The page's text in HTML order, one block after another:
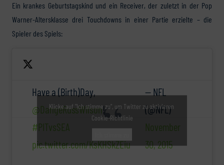
Ein krankes Geburtstagskind und ein Receiver, der zuletzt in der Pop
Warner-Altersklasse drei Touchdowns in einer Partie erzielte – die
Spieler des Spiels:
Have a (Birth)Day,
@DangeRussWilson!
#PITvsSEA
pic.twitter.com/KsKHSkZEiu
— NFL
(@NFL)
November
30, 2015
Klicke auf "Ich stimme zu", um Twitter zu aktivieren
Cookie-Richtlinie